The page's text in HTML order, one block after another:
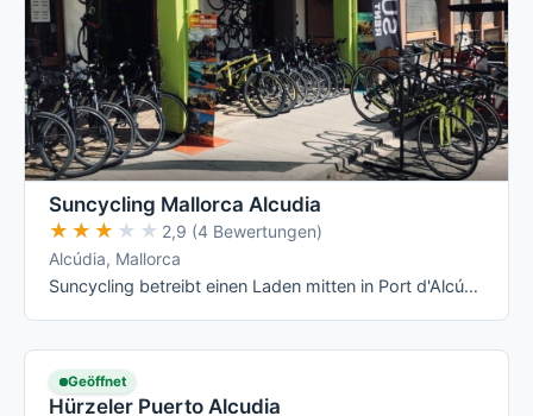
Suncycling Mallorca Alcudia
★★★★★
★★★★★ 2,9 (4 Bewertungen)
Alcúdia, Mallorca
Suncycling betreibt einen Laden mitten in Port d'Alcúdia mit einer Flotte, die 2026 komplett auf Trek, Scott, Merida und Kross umgestellt …
Geöffnet
Hürzeler Puerto Alcudia